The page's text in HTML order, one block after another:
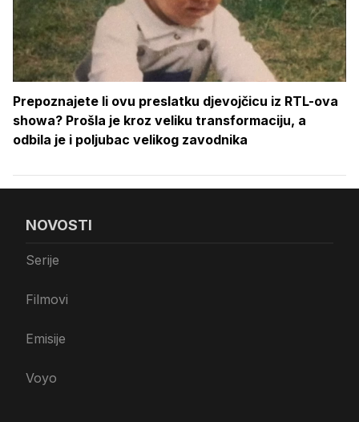
Prepoznajete li ovu preslatku djevojčicu iz RTL-ova
showa? Prošla je kroz veliku transformaciju, a
odbila je i poljubac velikog zavodnika
NOVOSTI
Serije
Filmovi
Emisije
Voyo